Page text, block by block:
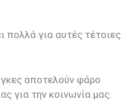
πολλά για αυτές τέτοιες
αποτελούν φάρο
για την κοινωνία μας.